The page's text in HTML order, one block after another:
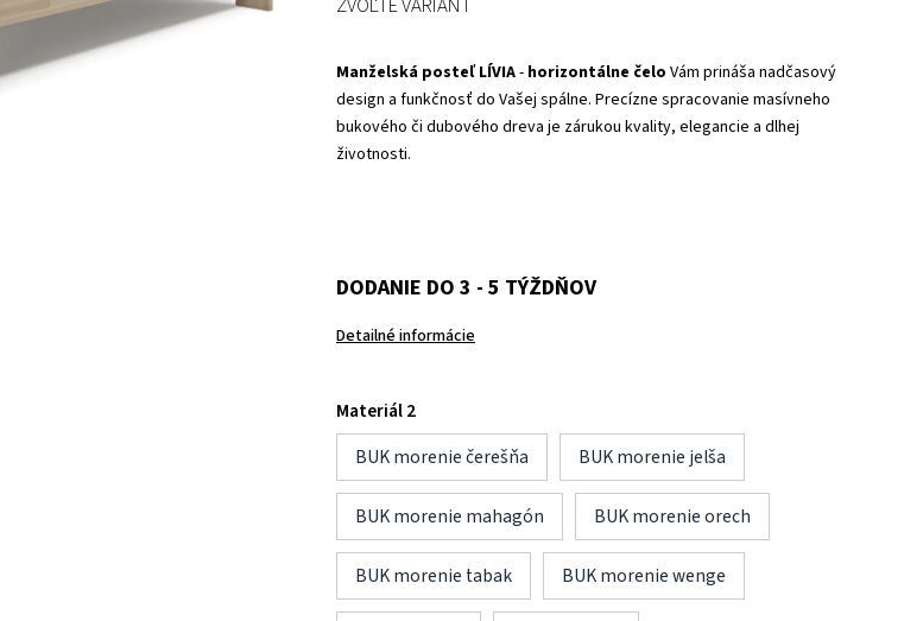
Manželská posteľ LÍVIA- horizontálne čelo Vám prináša nadčasový
design a funkčnosť do Vašej spálne. Precízne spracovanie masívneho
bukového či dubového dreva je zárukou kvality, elegancie a dlhej
životnosti.
DODANIE DO 3 - 5 TÝŽDŇOV
Detailné informácie
Materiál 2
BUK morenie čerešňa
BUK morenie jelša
BUK morenie mahagón BUK morenie orech
BUK morenie tabak BUK morenie wenge
ZVOĽTE VARIANT